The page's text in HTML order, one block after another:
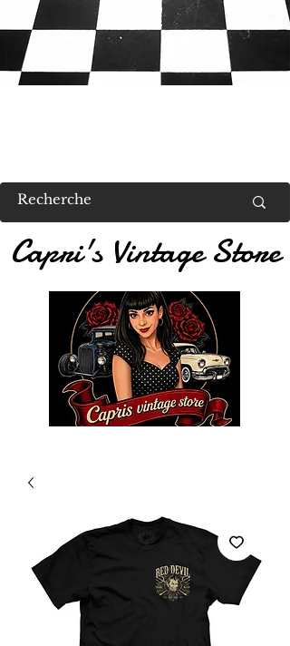
Capri's Vintage Store